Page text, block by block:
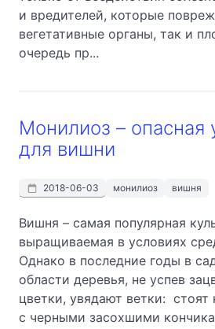
и вредителей, которые
вегетативные органы, так и
очередь пр...
Монилиоз – опасная
для вишни
2018-06-03 монилиоз вишня
Вишня – самая популярная
выращиваемая в условиях
Однако в последние годы в
области деревья, не успев
цветки, увядают ветки: стоят
с черными засохшими